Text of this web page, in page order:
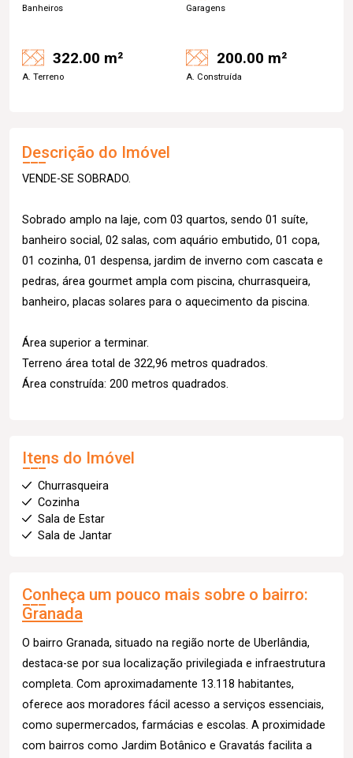
Banheiros Garagens
322.00 m²
A. Terreno
200.00 m²
A. Construída
Descrição do Imóvel
VENDE-SE SOBRADO.
Sobrado amplo na laje, com 03 quartos, sendo 01 suíte,
banheiro social, 02 salas, com aquário embutido, 01 copa,
01 cozinha, 01 despensa, jardim de inverno com cascata e
pedras, área gourmet ampla com piscina, churrasqueira,
banheiro, placas solares para o aquecimento da piscina.
Área superior a terminar.
Terreno área total de 322,96 metros quadrados.
Área construída: 200 metros quadrados.
Itens do Imóvel
Churrasqueira
Cozinha
Sala de Estar
Sala de Jantar
Conheça um pouco mais sobre o bairro:
Granada
O bairro Granada, situado na região norte de Uberlândia,
destaca-se por sua localização privilegiada e infraestrutura
completa. Com aproximadamente 13.118 habitantes,
oferece aos moradores fácil acesso a serviços essenciais,
como supermercados, farmácias e escolas. A proximidade
com bairros como Jardim Botânico e Gravatás facilita a